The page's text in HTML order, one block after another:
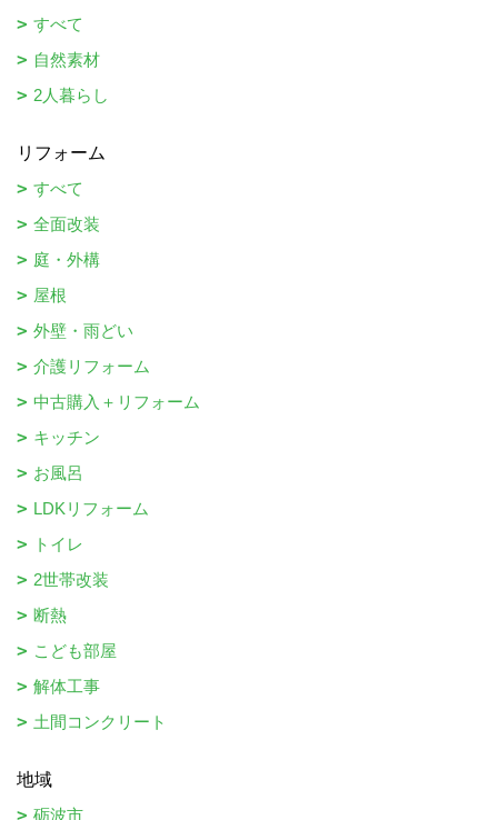
すべて
自然素材
2人暮らし
リフォーム
すべて
全面改装
庭・外構
屋根
外壁・雨どい
介護リフォーム
中古購入＋リフォーム
キッチン
お風呂
LDKリフォーム
トイレ
2世帯改装
断熱
こども部屋
解体工事
土間コンクリート
地域
砺波市